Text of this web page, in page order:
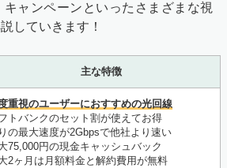
ャンペーンといったさまざまな視
していきます！
主な特徴
重視のユーザーにおすすめの光回線
トバンクのセット割が使えてお得
の最大速度が2Gbpsで他社より速い
75,000円の現金キャッシュバック
2ヶ月は月額料金と解約費用が無料